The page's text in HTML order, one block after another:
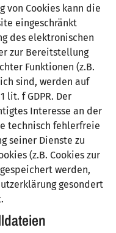
von Cookies kann die
eingeschränkt
des elektronischen
zur Bereitstellung
Funktionen (z.B.
sind, werden auf
lit. f GDPR. Der
Interesse an der
technisch fehlerfreie
seiner Dienste zu
(z.B. Cookies zur
werden,
gesondert